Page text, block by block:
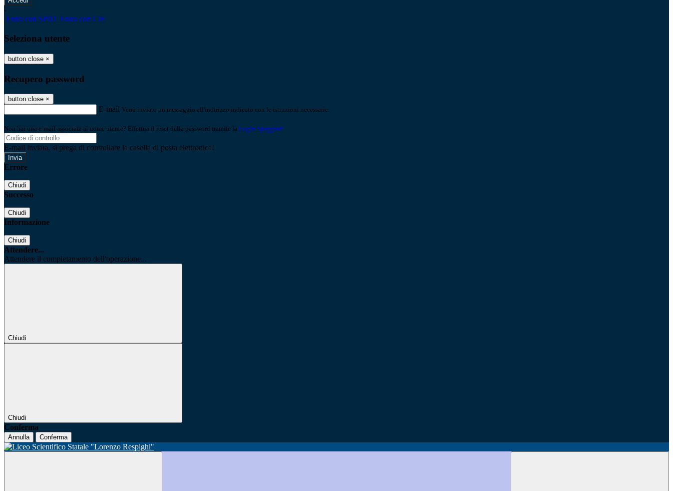
-
Entra con SPID Entra con CIE
Seleziona utente
button close ×
Recupero password
button close ×
E-mail Verrà inviato un messaggio all'indirizzo indicato con le istruzioni necessarie.
Non hai una e-mail associata al nome utente? Effettua il reset della password tramite la Login Spaggiari
E-mail inviata, si prega di controllare la casella di posta elettronica!
Errore
Chiudi
Successo
Chiudi
Informazione
Chiudi
Attendere...
Attendere il completamento dell'operazione...
Chiudi
Chiudi
Conferma
Annulla Conferma